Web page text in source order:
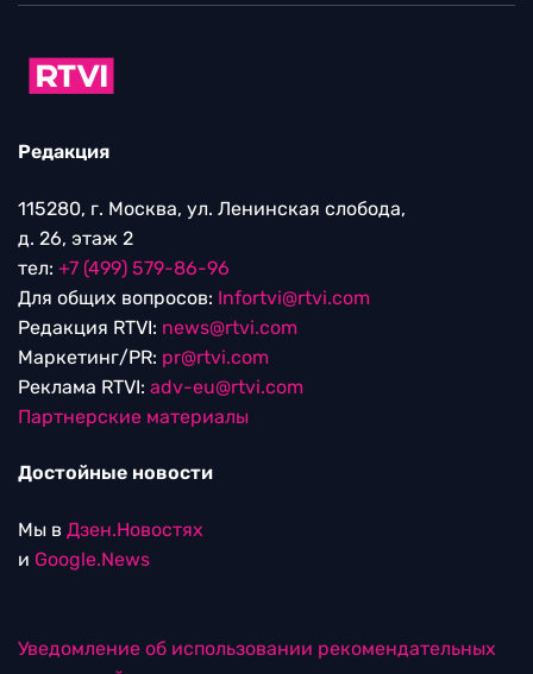
Редакция
115280, г. Москва, ул. Ленинская слобода,
д. 26, этаж 2
тел: +7 (499) 579-86-96
Для общих вопросов: Infortvi@rtvi.com
Редакция RTVI: news@rtvi.com
Маркетинг/PR: pr@rtvi.com
Реклама RTVI: adv-eu@rtvi.com
Партнерские материалы
Достойные новости
Мы в Дзен.Новостях
и Google.News
Уведомление об использовании рекомендательных